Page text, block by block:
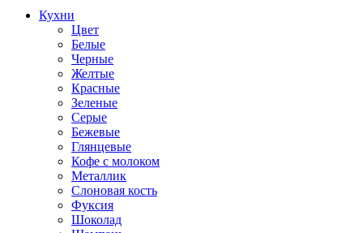
Кухни
Цвет
Белые
Черные
Желтые
Красные
Зеленые
Серые
Бежевые
Глянцевые
Кофе с молоком
Металлик
Слоновая кость
Фуксия
Шоколад